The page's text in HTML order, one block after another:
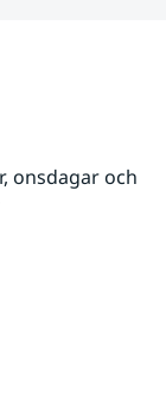
onsdagar och